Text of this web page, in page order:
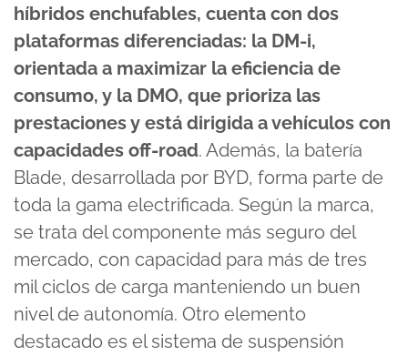
híbridos enchufables, cuenta con dos
plataformas diferenciadas: la DM-i,
orientada a maximizar la eficiencia de
consumo, y la DMO, que prioriza las
prestaciones y está dirigida a vehículos con
capacidades off-road. Además, la batería
Blade, desarrollada por BYD, forma parte de
toda la gama electrificada. Según la marca,
se trata del componente más seguro del
mercado, con capacidad para más de tres
mil ciclos de carga manteniendo un buen
nivel de autonomía. Otro elemento
destacado es el sistema de suspensión